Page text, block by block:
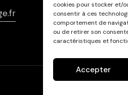
cookies pour stocker et/
consentir à ces
comportement de
ou de retirer son
caractéristiques et
Accepter